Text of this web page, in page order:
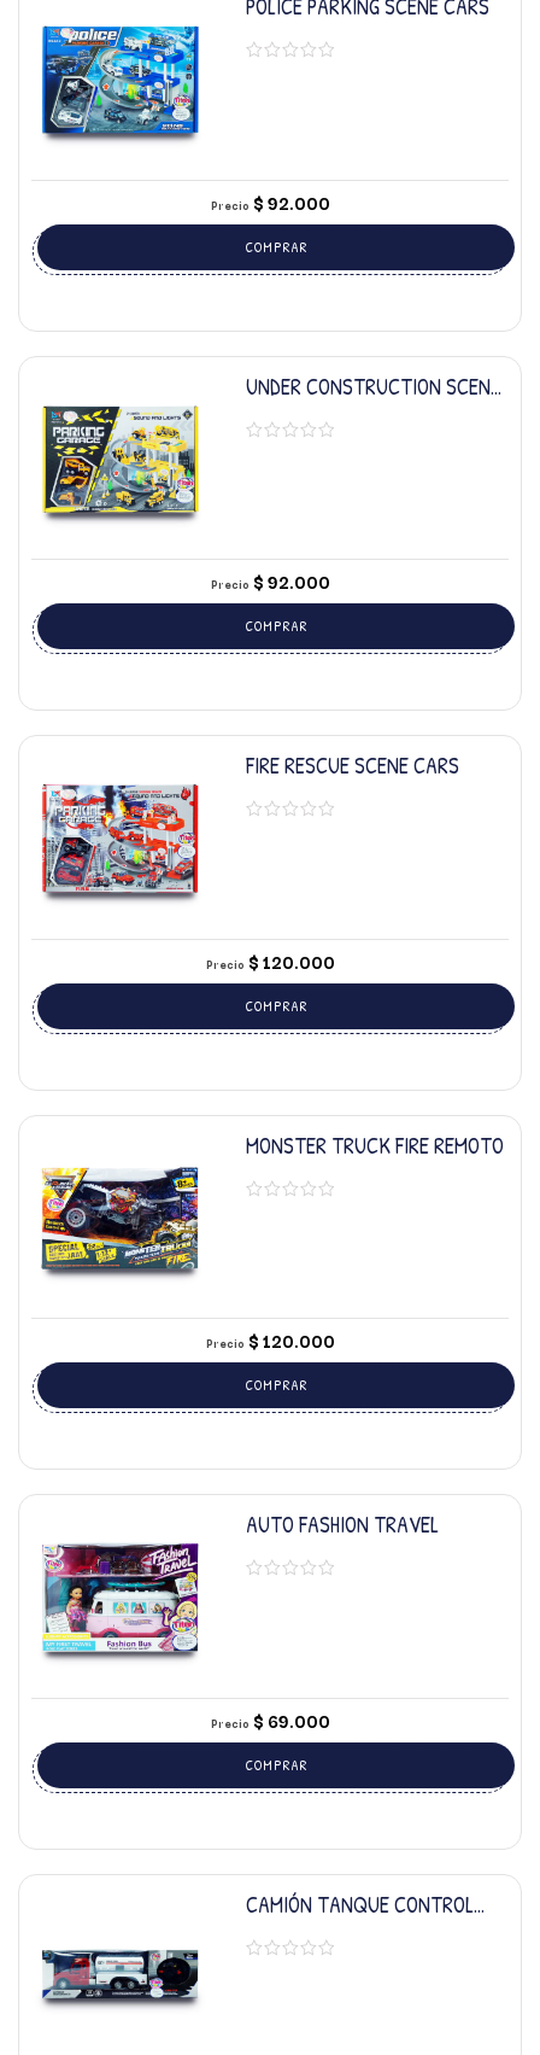
POLICE PARKING SCENE CARS
Precio $92.000
COMPRAR
UNDER CONSTRUCTION SCENE
CARS
Precio $92.000
COMPRAR
FIRE RESCUE SCENE CARS
Precio $120.000
COMPRAR
MONSTER TRUCK FIRE REMOTO
Precio $120.000
COMPRAR
AUTO FASHION TRAVEL
Precio $ 69.000
COMPRAR
CAMIÓN TANQUE CONTROL
REMOTO